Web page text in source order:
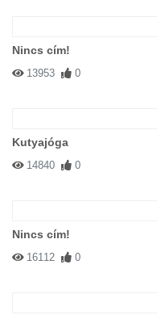
Nincs cím!
13953 0
Kutyajóga
14840 0
Nincs cím!
16112 0